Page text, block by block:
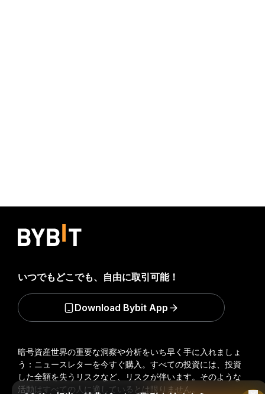
暗号資産世界の重要な洞察や分析をいち早く手に入れましょ
う：ニュースレターを今すぐ購入。 すべての投資には、投資
した全額を失うリスクなど、リスクが伴います。そのような
活動はすべての人に適しているとは限りません。
いつでもどこでも、自由に取引可能！
Download Bybit App